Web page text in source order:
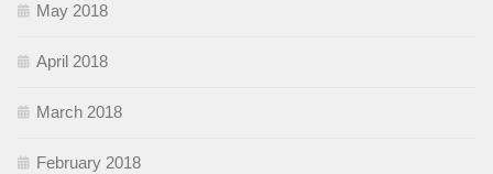
May 2018
April 2018
March 2018
February 2018